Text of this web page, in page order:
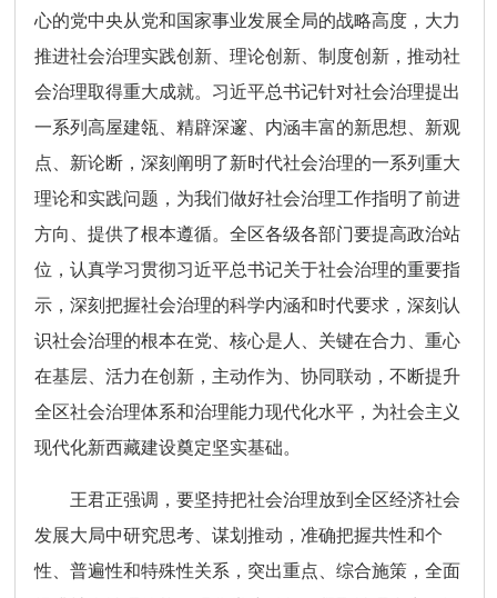
心的党中央从党和国家事业发展全局的战略高度，大力
推进社会治理实践创新、理论创新、制度创新，推动社
会治理取得重大成就。习近平总书记针对社会治理提出
一系列高屋建瓴、精辟深邃、内涵丰富的新思想、新观
点、新论断，深刻阐明了新时代社会治理的一系列重大
理论和实践问题，为我们做好社会治理工作指明了前进
方向、提供了根本遵循。全区各级各部门要提高政治站
位，认真学习贯彻习近平总书记关于社会治理的重要指
示，深刻把握社会治理的科学内涵和时代要求，深刻认
识社会治理的根本在党、核心是人、关键在合力、重心
在基层、活力在创新，主动作为、协同联动，不断提升
全区社会治理体系和治理能力现代化水平，为社会主义
现代化新西藏建设奠定坚实基础。
王君正强调，要坚持把社会治理放到全区经济社会
发展大局中研究思考、谋划推动，准确把握共性和个
性、普遍性和特殊性关系，突出重点、综合施策，全面